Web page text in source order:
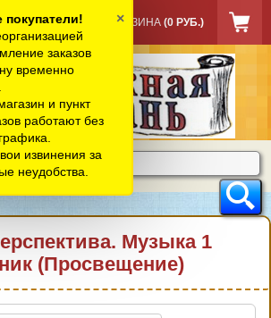
КОРЗИНА (0 РУБ.)
Музыка 1
(Просвещение)
заказов
временно
и пункт
работают без
извинения за
неудобства.
×